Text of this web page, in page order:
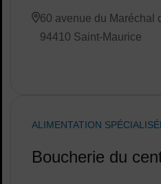
60 avenue du Maréchal
94410 Saint-Maurice
ALIMENTATION
Boucherie du